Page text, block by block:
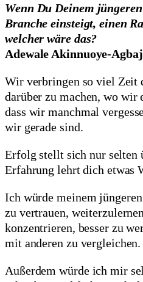
Wenn Du Deinem
Branche einsteigt, einen
welcher wäre das?
Adewale Akinnuoye-
Wir verbringen so viel Zeit
darüber zu machen, wo
dass wir manchmal
wir gerade sind.
Erfolg stellt sich nur selten
Erfahrung lehrt dich etwas
Ich würde meinem
zu vertrauen,
konzentrieren, besser zu
mit anderen zu vergleichen.
Außerdem würde ich mir